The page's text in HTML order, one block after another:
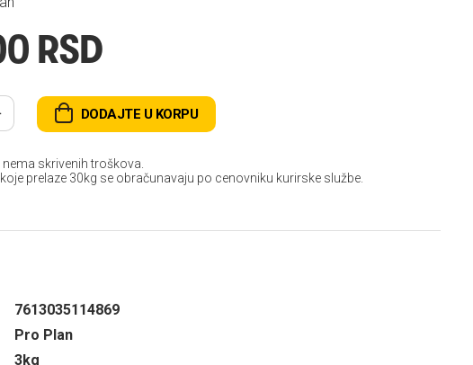
RSD
DODAJTE U KORPU
skrivenih troškova.
prelaze 30kg se obračunavaju po cenovniku kurirske službe.
7613035114869
Pro Plan
3kg